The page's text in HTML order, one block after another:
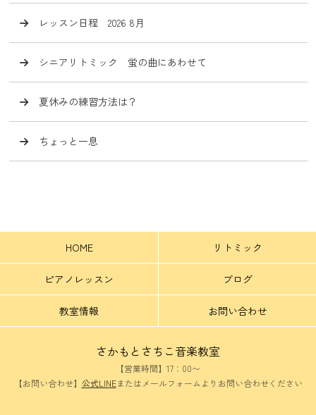
レッスン日程 2026 8月
シニアリトミック 蛍の曲にあわせて
夏休みの練習方法は？
ちょっと一息
HOME リトミック
ピアノレッスン ブログ
教室情報 お問い合わせ
さかもとさちこ音楽教室
【営業時間】17：00〜
【お問い合わせ】 公式LINEまたはメールフォームよりお問い合わせください